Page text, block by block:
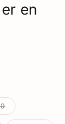
en
Variant
uitverkocht
of